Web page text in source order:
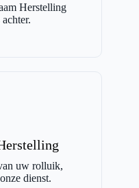
Herstelling
uw rolluik,
dienst.